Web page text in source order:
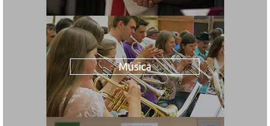
Música